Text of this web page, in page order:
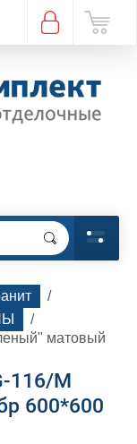
  /
  /
матовый
116/M
600*600